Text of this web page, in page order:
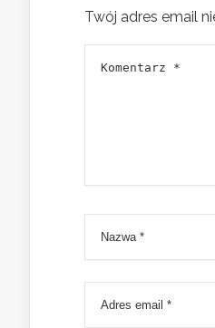
Twój adres email